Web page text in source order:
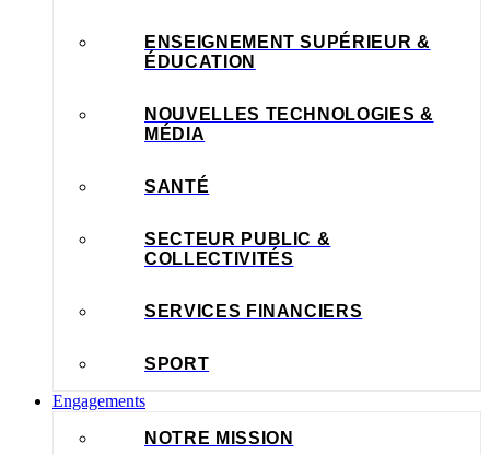
ENSEIGNEMENT SUPÉRIEUR &
ÉDUCATION
NOUVELLES TECHNOLOGIES &
MÉDIA
SANTÉ
SECTEUR PUBLIC &
COLLECTIVITÉS
SERVICES FINANCIERS
SPORT
Engagements
NOTRE MISSION